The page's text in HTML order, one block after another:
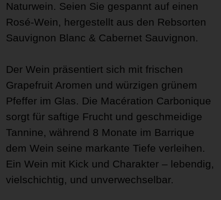
Naturwein. Seien Sie gespannt auf einen
Rosé-Wein, hergestellt aus den Rebsorten
Sauvignon Blanc & Cabernet Sauvignon.
Der Wein präsentiert sich mit frischen
Grapefruit Aromen und würzigen grünem
Pfeffer im Glas. Die Macération Carbonique
sorgt für saftige Frucht und geschmeidige
Tannine, während 8 Monate im Barrique
dem Wein seine markante Tiefe verleihen.
Ein Wein mit Kick und Charakter – lebendig,
vielschichtig, und unverwechselbar.